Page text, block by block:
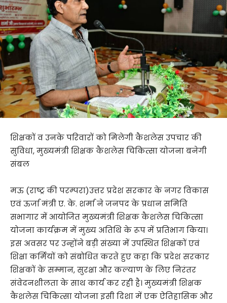
शिक्षकों व उनके परिवारों को मिलेगी कैशलेस उपचार की
सुविधा, मुख्यमंत्री शिक्षक कैशलेस चिकित्सा योजना बनेगी
संबल
मऊ (राष्ट्र की परम्परा)उत्तर प्रदेश सरकार के नगर विकास
एवं ऊर्जा मंत्री ए. के. शर्मा ने जनपद के प्रधान समिति
सभागार में आयोजित मुख्यमंत्री शिक्षक कैशलेस चिकित्सा
योजना कार्यक्रम में मुख्य अतिथि के रूप में प्रतिभाग किया।
इस अवसर पर उन्होंने बड़ी संख्या में उपस्थित शिक्षकों एवं
शिक्षा कर्मियों को संबोधित करते हुए कहा कि प्रदेश सरकार
शिक्षकों के सम्मान, सुरक्षा और कल्याण के लिए निरंतर
संवेदनशीलता के साथ कार्य कर रही है। मुख्यमंत्री शिक्षक
कैशलेस चिकित्सा योजना इसी दिशा में एक ऐतिहासिक और